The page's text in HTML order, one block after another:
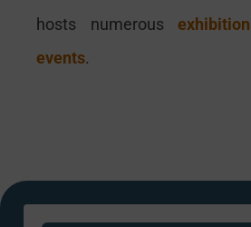
hosts numerous
events.